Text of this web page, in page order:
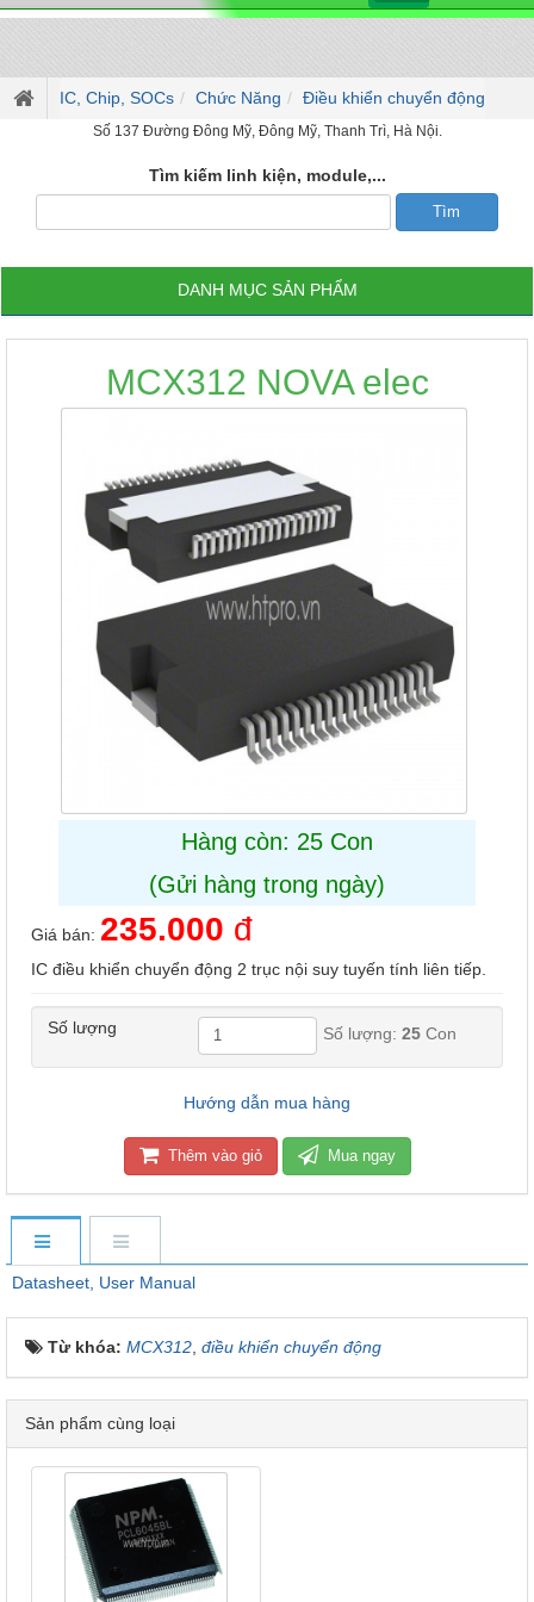
IC, Chip, SOCs Chức Năng Điều khiển chuyển động
Số 137 Đường Đông Mỹ, Đông Mỹ, Thanh Trì, Hà Nội.
Tìm kiếm linh kiện, module,...
DANH MỤC SẢN PHẨM
MCX312 NOVA elec
Hàng còn: 25 Con
(Gửi hàng trong ngày)
Giá bán: 235.000 đ
IC điều khiển chuyển động 2 trục nội suy tuyến tính liên tiếp.
Số lượng Số lượng: 25 Con
Hướng dẫn mua hàng
Thêm vào giỏ Mua ngay
Datasheet, User Manual
Từ khóa: MCX312 điều khiển chuyển động
Sản phẩm cùng loại